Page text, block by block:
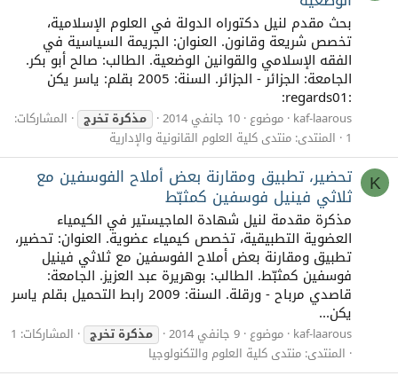
بحث مقدم لنيل دكتوراه الدولة في العلوم الإسلامية،
تخصص شريعة وقانون. العنوان: الجريمة السياسية في
الفقه الإسلامي والقوانين الوضعية. الطالب: صالح أبو بكر.
الجامعة: الجزائر - الجزائر. السنة: 2005 بقلم: ياسر يكن
:regards01:
kaf-laarous موضوع 10 جانفي 2014 مذكرة تخرج
المشاركات:
1 المنتدى: منتدى كلية العلوم القانونية والإدارية
K تحضير، تطبيق ومقارنة بعض أملاح الفوسفين مع
ثلاثي فينيل فوسفين كمثبّط
مذكرة مقدمة لنيل شهادة الماجيستير في الكيمياء
العضوية التطبيقية، تخصص كيمياء عضوية. العنوان: تحضير،
تطبيق ومقارنة بعض أملاح الفوسفين مع ثلاثي فينيل
فوسفين كمثبّط. الطالب: بوهريرة عبد العزيز. الجامعة:
قاصدي مرباح - ورقلة. السنة: 2009 رابط التحميل بقلم ياسر
يكن...
kaf-laarous موضوع 9 جانفي 2014 مذكرة تخرج
المشاركات: 1
المنتدى: منتدى كلية العلوم والتكنولوجيا